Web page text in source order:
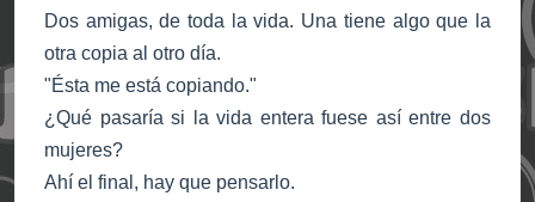
Dos amigas, de toda la vida. Una tiene algo que la
otra copia al otro día.
"Ésta me está copiando."
¿Qué pasaría si la vida entera fuese así entre dos
mujeres?
Ahí el final, hay que pensarlo.